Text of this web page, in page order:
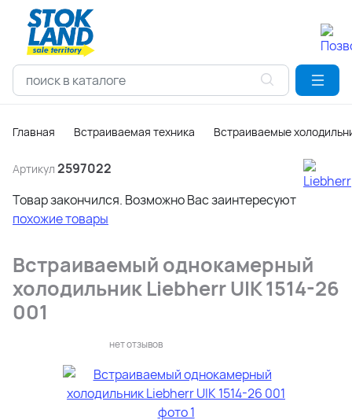
Главная Встраиваемая техника Встраиваемые
Артикул 2597022
Товар закончился. Возможно Вас заинтересуют
похожие товары
Встраиваемый однокамерный
холодильник Liebherr UIK 1514-26
001
нет отзывов